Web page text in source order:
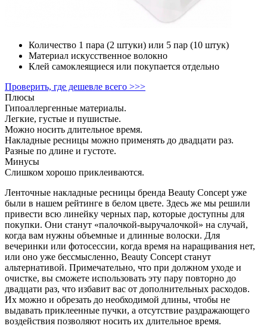
Количество 1 пара (2 штуки) или 5 пар (10 штук)
Материал искусственное волокно
Клей самоклеящиеся или покупается отдельно
Проверить, где дешевле всего >>>
Плюсы
Гипоаллергенные материалы.
Легкие, густые и пушистые.
Можно носить длительное время.
Накладные ресницы можно применять до двадцати раз.
Разные по длине и густоте.
Минусы
Слишком хорошо приклеиваются.
Ленточные накладные ресницы бренда Beauty Concept уже
были в нашем рейтинге в белом цвете. Здесь же мы решили
привести всю линейку черных пар, которые доступны для
покупки. Они станут «палочкой-выручалочкой» на случай,
когда вам нужны объемные и длинные волоски. Для
вечеринки или фотосессии, когда время на наращивания нет,
или оно уже бессмысленно, Beauty Concept станут
альтернативой. Примечательно, что при должном уходе и
очистке, вы сможете использовать эту пару повторно до
двадцати раз, что избавит вас от дополнительных расходов.
Их можно и обрезать до необходимой длины, чтобы не
выдавать приклеенные пучки, а отсутствие раздражающего
воздействия позволяют носить их длительное время.